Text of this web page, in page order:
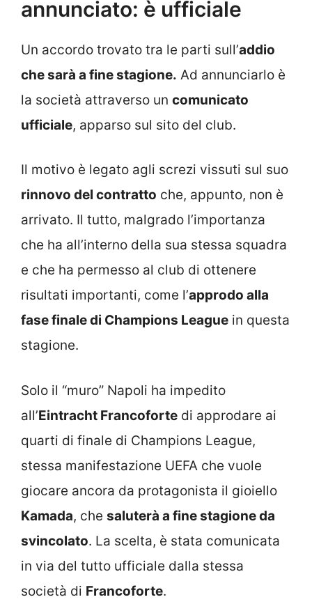
annunciato: è ufficiale
Un accordo trovato tra le parti sull’addio
che sarà a fine stagione. Ad annunciarlo è
la società attraverso un comunicato
ufficiale, apparso sul sito del club.
Il motivo è legato agli screzi vissuti sul suo
rinnovo del contratto che, appunto, non è
arrivato. Il tutto, malgrado l’importanza
che ha all’interno della sua stessa squadra
e che ha permesso al club di ottenere
risultati importanti, come l’approdo alla
fase finale di Champions League in questa
stagione.
Solo il “muro” Napoli ha impedito
all’Eintracht Francoforte di approdare ai
quarti di finale di Champions League,
stessa manifestazione UEFA che vuole
giocare ancora da protagonista il gioiello
Kamada, che saluterà a fine stagione da
svincolato. La scelta, è stata comunicata
in via del tutto ufficiale dalla stessa
società di Francoforte.